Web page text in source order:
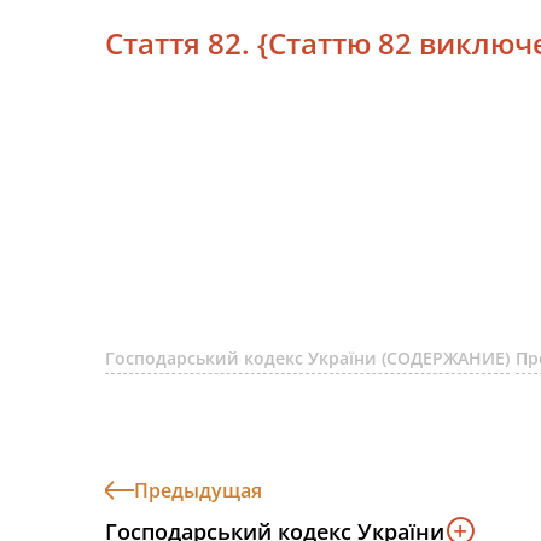
Стаття 82. {Статтю 82
Господарський кодекс України (СОДЕРЖАНИЕ)
Предыдущая
Господарський кодекс України